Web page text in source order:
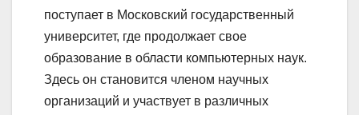
поступает в Московский государственный
университет, где продолжает свое
образование в области компьютерных наук.
Здесь он становится членом научных
организаций и участвует в различных